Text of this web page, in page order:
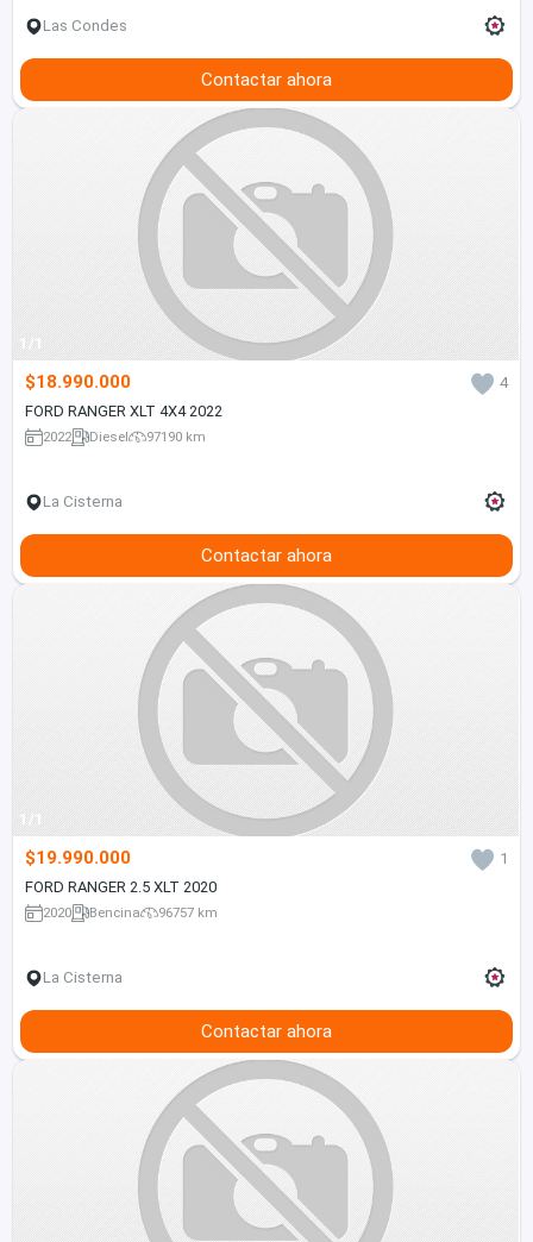
Las Condes
Contactar ahora
1/1
$18.990.000
4
FORD RANGER XLT 4X4 2022
2022 Diesel 97190 km
La Cisterna
Contactar ahora
1/1
$19.990.000
1
FORD RANGER 2.5 XLT 2020
2020 Bencina 96757 km
La Cisterna
Contactar ahora